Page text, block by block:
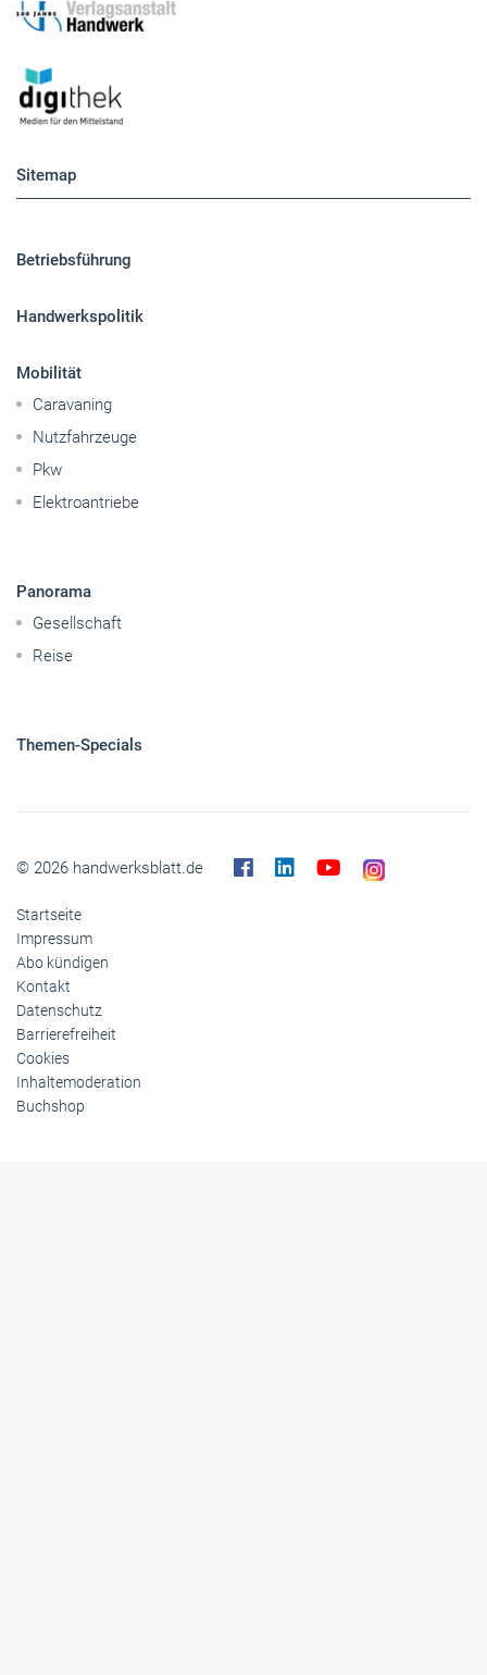
Sitemap
Betriebsführung
Handwerkspolitik
Mobilität
Caravaning
Nutzfahrzeuge
Pkw
Elektroantriebe
Panorama
Gesellschaft
Reise
Themen-Specials
© 2026 handwerksblatt.de
Startseite
Impressum
Abo kündigen
Kontakt
Datenschutz
Barrierefreiheit
Cookies
Inhaltemoderation
Buchshop